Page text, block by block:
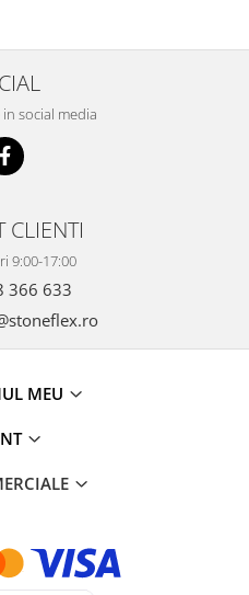
social media
CLIENTI
9:00-17:00
366 633
MEU